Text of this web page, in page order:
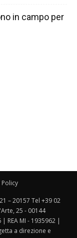
in campo per
– 20157 Tel +39 02
25 - 00144
REA MI - 1935962 |
a direzione e